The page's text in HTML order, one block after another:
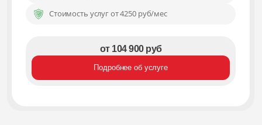
Стоимость услуг от 4250 руб/мес
от 104 900 руб
Подробнее об услуге